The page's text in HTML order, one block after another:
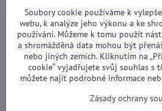
Soubory cookie používáme k
webu, k analýze jeho výkonu a ke
používání. Můžeme k tomu použít
a shromážděná data mohou být
nebo jiných zemích. Kliknutím na
cookie“ vyjadřujete svůj souhlas s
můžete najít podrobné informace
Zásady ochrany